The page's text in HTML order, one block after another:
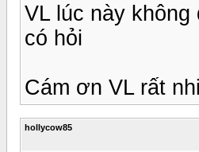
VL lúc này
có hỏi
Cám ơn VL rất
hollycow85